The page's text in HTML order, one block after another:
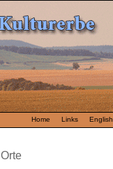
Home Links English
Orte